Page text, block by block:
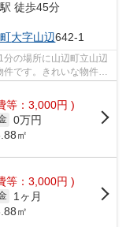
駅 徒歩45分
大字山辺642-1
の場所に山辺町立山辺
です。きれいな物件で
等：3,000円 )
0万円
㎡
等：3,000円 )
1ヶ月
㎡